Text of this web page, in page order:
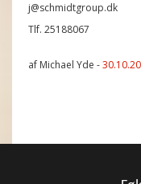
j@schmidtgroup.dk
Tlf. 25188067
af Michael Yde -